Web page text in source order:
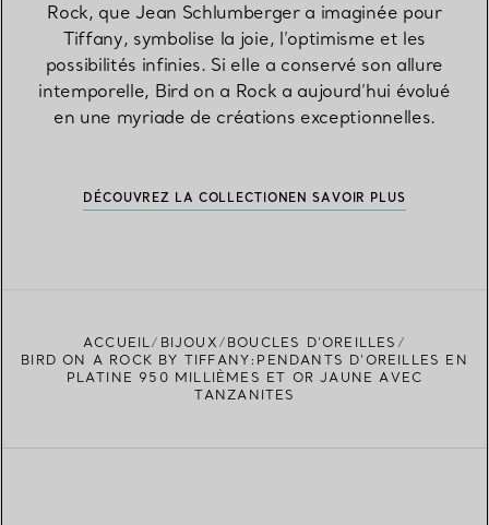
Rock, que Jean Schlumberger a imaginée pour
Tiffany, symbolise la joie, l’optimisme et les
possibilités infinies. Si elle a conservé son allure
intemporelle, Bird on a Rock a aujourd’hui évolué
en une myriade de créations exceptionnelles.
DÉCOUVREZ LA COLLECTION EN SAVOIR PLUS
ACCUEIL BIJOUX
BOUCLES D’OREILLES
BIRD ON A ROCK BY TIFFANY:PENDANTS D’OREILLES EN
PLATINE 950 MILLIÈMES ET OR JAUNE AVEC
TANZANITES